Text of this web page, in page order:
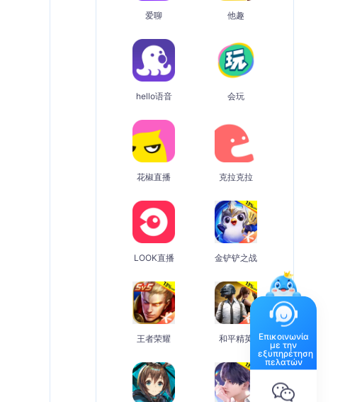
爱聊 他趣
hello语音 会玩
花椒直播 克拉克拉
LOOK直播 金铲铲之战
王者荣耀 和平精英
Επικοινωνία
με την
εξυπηρέτηση
πελατών